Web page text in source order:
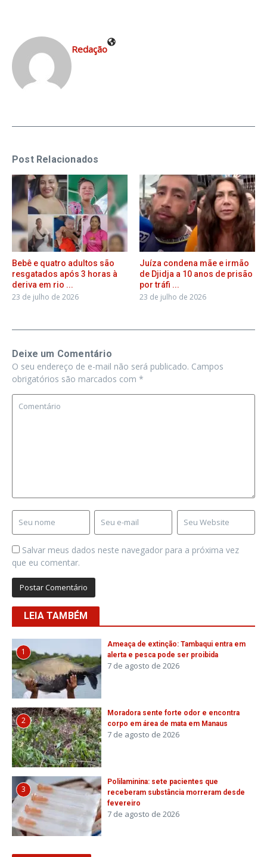
Redação
Post Relacionados
Bebê e quatro adultos são
resgatados após 3 horas à
deriva em rio ...
23 de julho de 2026
Juíza condena mãe e irmão
de Djidja a 10 anos de prisão
por tráfi ...
23 de julho de 2026
Deixe um Comentário
O seu endereço de e-mail não será publicado. Campos
obrigatórios são marcados com *
Salvar meus dados neste navegador para a próxima vez
que eu comentar.
LEIA TAMBÉM
1
Ameaça de extinção: Tambaqui entra em
alerta e pesca pode ser proibida
7 de agosto de 2026
2
Moradora sente forte odor e encontra
corpo em área de mata em Manaus
7 de agosto de 2026
3
Polilaminina: sete pacientes que
receberam substância morreram desde
fevereiro
7 de agosto de 2026